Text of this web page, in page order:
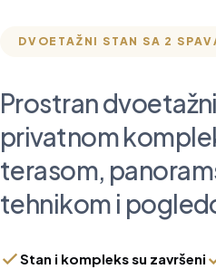
DVOETAŽNI STAN SA 2
Prostran
privatnom
terasom,
tehnikom i
Stan i kompleks su završeni